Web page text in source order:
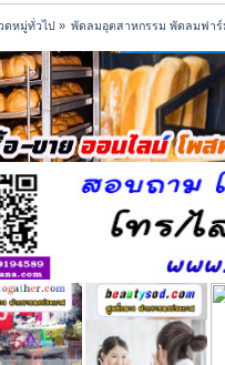
ดหมู่ทั่วไป» พัดลมอุตสาหกรรม พัดลมฟาร์